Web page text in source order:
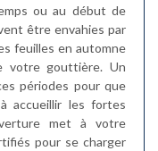
ou au début de
être envahies par
feuilles en automne
votre gouttière. Un
périodes pour que
accueillir les fortes
met à votre
pour se charger